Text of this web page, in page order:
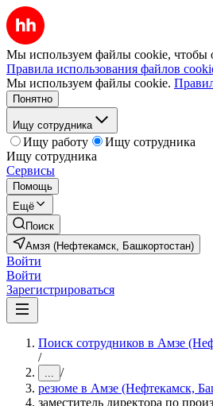
Мы используем файлы cookie, чтобы
Правила использования файлов
Мы используем файлы cookie.
Понятно
Ищу сотрудника
Ищу работу
Ищу сотрудника
Ищу сотрудника
Сервисы
Помощь
Ещё
Поиск
Амзя (Нефтекамск, Башкортостан)
Войти
Войти
Зарегистрироваться
Поиск сотрудников в Амзе
/
... /
резюме в Амзе (Нефтекамск,
заместитель директора по